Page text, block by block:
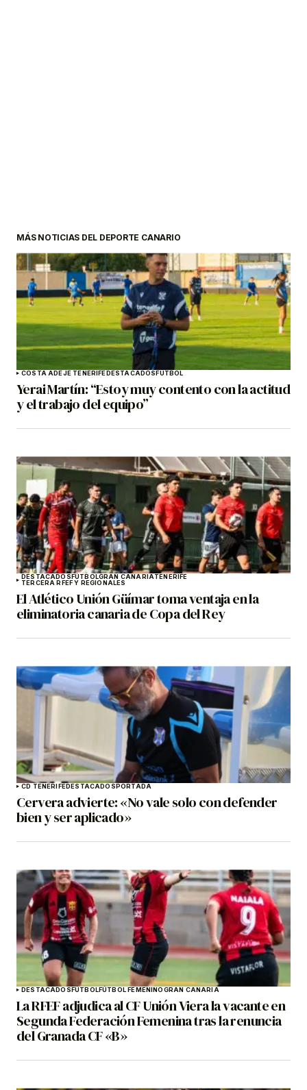
MÁS NOTICIAS DEL DEPORTE CANARIO
COSTA ADEJE TENERIFE DESTACADOS FÚTBOL
Yerai Martín: “Estoy muy contento con la actitud
y el trabajo del equipo”
DESTACADOS FÚTBOLGRAN CANARIATENERIFE
TERCERA RFEF Y REGIONALES
El Atlético Unión Güímar toma ventaja en la
eliminatoria canaria de Copa del Rey
CD TENERIFEDESTACADOS PORTADA
Cervera advierte: «No vale solo con defender
bien y ser aplicado»
DESTACADOS FÚTBOLFÚTBOL FEMENINOGRAN CANARIA
La RFEF adjudica al CF Unión Viera la vacante en
Segunda Federación Femenina tras la renuncia
del Granada CF «B»